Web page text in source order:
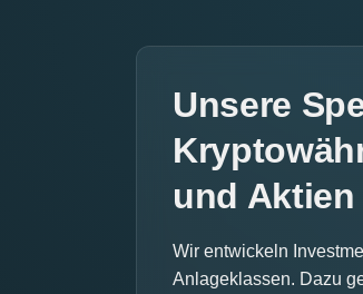
Unsere
und Aktien
Wir entwickeln
Anlageklassen. Dazu